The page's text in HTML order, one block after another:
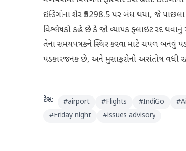
ઇન્ડિગોના શેર ₹5298.5 પર બંધ થયા, જે
વિશ્લેષકો કહે છે કે જો વ્યાપક ફ્લાઇટ રદ
તેના સમયપત્રકને સ્થિર કરવા માટે ચપળ બનવું
પડકારજનક છે, અને મુસાફરોનો અસંતોષ વધી
ટેગ્સ: #airport #Flights #IndiGo #
#Friday night #issues advisory